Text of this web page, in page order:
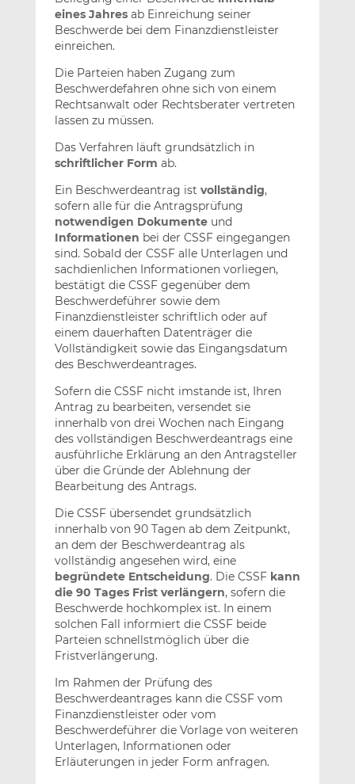
eines Jahresab Einreichung seiner
Beschwerde bei dem Finanzdienstleister
einreichen.
Die Parteien haben Zugang zum
Beschwerdefahren ohne sich von einem
Rechtsanwalt oder Rechtsberater vertreten
lassen zu müssen.
Das Verfahren läuft grundsätzlich in
schriftlicher Form ab.
Ein Beschwerdeantrag ist vollständig,
sofern alle für die Antragsprüfung
notwendigen Dokumenteund
Informationen bei der CSSF eingegangen
sind. Sobald der CSSF alle Unterlagen und
sachdienlichen Informationen vorliegen,
bestätigt die CSSF gegenüber dem
Beschwerdeführer sowie dem
Finanzdienstleister schriftlich oder auf
einem dauerhaften Datenträger die
Vollständigkeit sowie das Eingangsdatum
des Beschwerdeantrages.
Sofern die CSSF nicht imstande ist, Ihren
Antrag zu bearbeiten, versendet sie
innerhalb von drei Wochen nach Eingang
des vollständigen Beschwerdeantrags eine
ausführliche Erklärung an den Antragsteller
über die Gründe der Ablehnung der
Bearbeitung des Antrags.
Die CSSF übersendet grundsätzlich
innerhalb von 90 Tagen ab dem Zeitpunkt,
an dem der Beschwerdeantrag als
vollständig angesehen wird, eine
begründete Entscheidung. Die CSSF kann
die 90 Tages Frist verlängern, sofern die
Beschwerde hochkomplex ist. In einem
solchen Fall informiert die CSSF beide
Parteien schnellstmöglich über die
Fristverlängerung.
Im Rahmen der Prüfung des
Beschwerdeantrages kann die CSSF vom
Finanzdienstleister oder vom
Beschwerdeführer die Vorlage von weiteren
Unterlagen, Informationen oder
Erläuterungen in jeder Form anfragen.